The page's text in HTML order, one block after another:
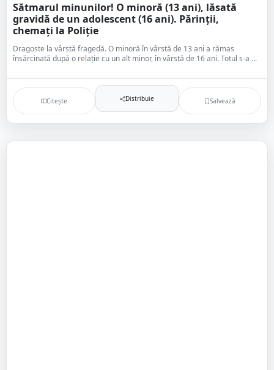
Sătmarul minunilor! O minoră (13 ani), lăsată
gravidă de un adolescent (16 ani). Părinții,
chemați la Poliție
Dragoste la vârstă fragedă. O minoră în vârstă de 13 ani a rămas
însărcinată după o relație cu un alt minor, în vârstă de 16 ani. Totul s-a ...
Citește Distribuie Salvează